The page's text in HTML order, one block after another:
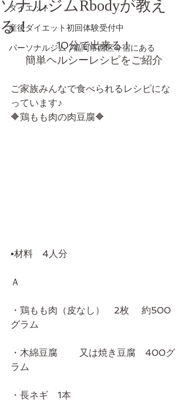
ダイエット
産後ダイエット初回体験受付中
パーソナルジム /福岡市西区今宿にある
ソナルジムRbodyが教え
る！
10分で出来る！
簡単ヘルシーレシピをご紹介
ご家族みんなで食べられるレシピにな
っています♪
🔶鶏もも肉の肉豆腐🔶
▪️材料　4人分
Ａ
・鶏もも肉（皮なし）　2枚 　約500
グラム
・木綿豆腐 　　又は焼き豆腐　400グ
ラム
・長ネギ　1本